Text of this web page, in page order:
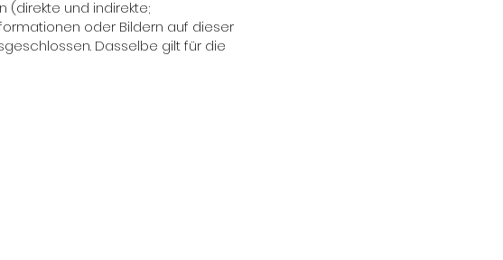
(direkte und indirekte;
oder Bildern auf dieser
Dasselbe gilt für die